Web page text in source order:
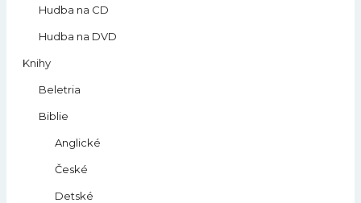
Hudba na CD
Hudba na DVD
Knihy
Beletria
Biblie
Anglické
České
Detské